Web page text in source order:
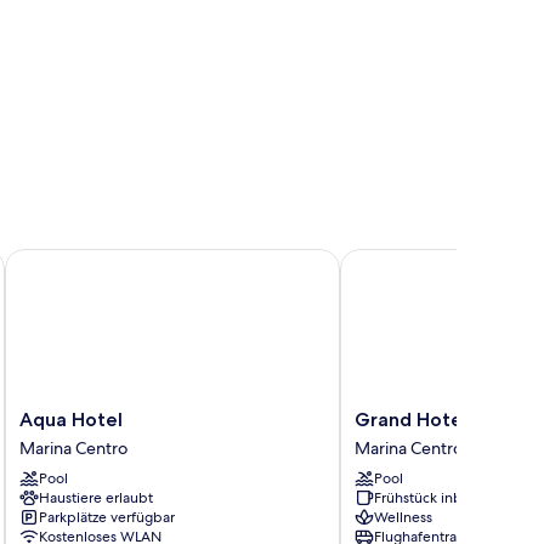
Aqua
Hotel
Marina
Centro
Aqua Hotel
Marina Centro
Pool
Haustiere erlaubt
Parkplätze verfügbar
Kostenloses WLAN
Aqua Hotel
Grand
Hotel
Rimini
Marina
Centro
Grand Hotel Rimini
Marina Centro
Pool
Frühstück inbegriffen
Wellness
Flughafentransfer
Grand Hotel Rimini